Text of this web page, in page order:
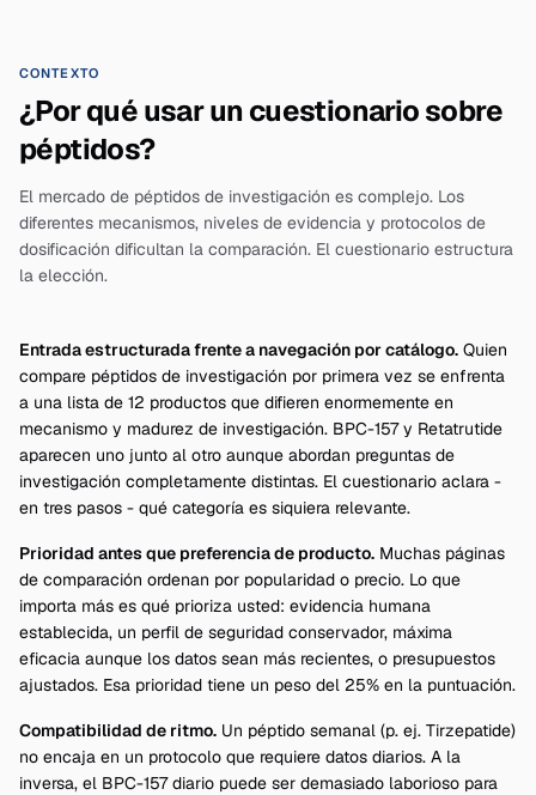
CONTEXTO
¿Por qué usar un cuestionario sobre
péptidos?
El mercado de péptidos de investigación es complejo. Los
diferentes mecanismos, niveles de evidencia y protocolos de
dosificación dificultan la comparación. El cuestionario estructura
la elección.
Entrada estructurada frente a navegación por catálogo. Quien
compare péptidos de investigación por primera vez se enfrenta
a una lista de 12 productos que difieren enormemente en
mecanismo y madurez de investigación. BPC-157 y Retatrutide
aparecen uno junto al otro aunque abordan preguntas de
investigación completamente distintas. El cuestionario aclara -
en tres pasos - qué categoría es siquiera relevante.
Prioridad antes que preferencia de producto. Muchas páginas
de comparación ordenan por popularidad o precio. Lo que
importa más es qué prioriza usted: evidencia humana
establecida, un perfil de seguridad conservador, máxima
eficacia aunque los datos sean más recientes, o presupuestos
ajustados. Esa prioridad tiene un peso del 25% en la puntuación.
Compatibilidad de ritmo. Un péptido semanal (p. ej. Tirzepatide)
no encaja en un protocolo que requiere datos diarios. A la
inversa, el BPC-157 diario puede ser demasiado laborioso para